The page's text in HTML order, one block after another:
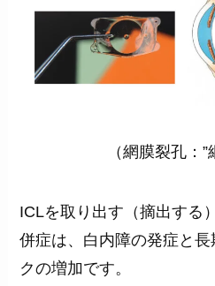
（網膜裂孔：
ICLを取り出す（摘出する
併症は、白内障の発症と
クの増加です。